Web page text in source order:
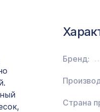
AP77 под
Бренд:
Страна